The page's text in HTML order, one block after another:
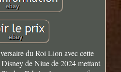
du Roi Lion avec cette
de Niue de 2024 mettant